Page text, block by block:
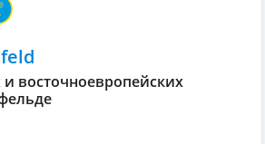
и восточноевропейских